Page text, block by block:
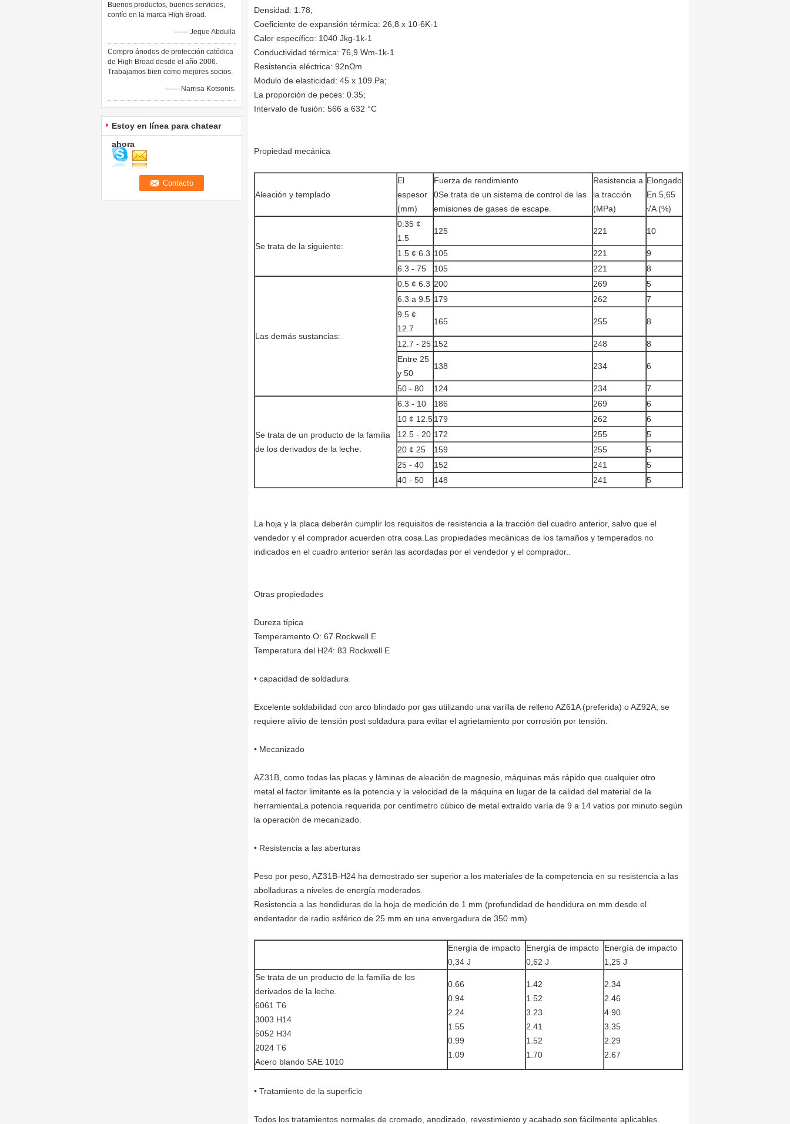
Buenos productos, buenos servicios,
confío en la marca High Broad.
—— Jeque Abdulla
Compro ánodos de protección catódica
de High Broad desde el año 2006.
Trabajamos bien como mejores socios.
—— Narrisa Kotsonis.
Estoy en línea para chatear
ahora
Densidad: 1.78;
Coeficiente de expansión térmica: 26,8 x 10-6K-1
Calor específico: 1040 Jkg-1k-1
Conductividad térmica: 76,9 Wm-1k-1
Resistencia eléctrica: 92nΩm
Modulo de elasticidad: 45 x 109 Pa;
La proporción de peces: 0.35;
Intervalo de fusión: 566 a 632 °C
Propiedad mecánica
Aleación y templado
El
espesor
(mm)
Fuerza de rendimiento
0Se trata de un sistema de control de las
emisiones de gases de escape.
Resistencia a
la tracción
(MPa)
Elongado
En 5,65
√A (%)
Se trata de la siguiente:
0.35 ¢
1.5
125 221 10
1.5 ¢ 6.3 105 221
9
6.3 - 75
105 221 8
Las demás sustancias:
0.5 ¢ 6.3 200 269
5
6.3 a 9.5 179 262
7
9.5 ¢
12.7
165 255 8
12.7 - 25 152 248
8
Entre 25
y 50
138 234 6
50 - 80 124 234 7
Se trata de un producto de la familia
de los derivados de la leche.
6.3 - 10 186 269
6
10 ¢ 12.5179 262
6
12.5 - 20 172 255
5
20 ¢ 25
159 255
5
25 - 40
152 241
5
40 - 50
148 241 5
La hoja y la placa deberán cumplir los requisitos de resistencia a la tracción del cuadro anterior, salvo que el
vendedor y el comprador acuerden otra cosa.Las propiedades mecánicas de los tamaños y temperados no
indicados en el cuadro anterior serán las acordadas por el vendedor y el comprador..
Otras propiedades
Dureza típica
Temperamento O: 67 Rockwell E
Temperatura del H24: 83 Rockwell E
• capacidad de soldadura
Excelente soldabilidad con arco blindado por gas utilizando una varilla de relleno AZ61A (preferida) o AZ92A; se
requiere alivio de tensión post soldadura para evitar el agrietamiento por corrosión por tensión.
• Mecanizado
AZ31B, como todas las placas y láminas de aleación de magnesio, máquinas más rápido que cualquier otro
metal.el factor limitante es la potencia y la velocidad de la máquina en lugar de la calidad del material de la
herramientaLa potencia requerida por centímetro cúbico de metal extraído varía de 9 a 14 vatios por minuto según
la operación de mecanizado.
• Resistencia a las aberturas
Peso por peso, AZ31B-H24 ha demostrado ser superior a los materiales de la competencia en su resistencia a las
abolladuras a niveles de energía moderados.
Resistencia a las hendiduras de la hoja de medición de 1 mm (profundidad de hendidura en mm desde el
endentador de radio esférico de 25 mm en una envergadura de 350 mm)
Energía de impacto
0,34 J
Energía de impacto
0,62 J
Energía de impacto
1,25 J
Se trata de un producto de la familia de los
derivados de la leche.
6061 T6
3003 H14
5052 H34
2024 T6
Acero blando SAE 1010
0.66
0.94
2.24
1.55
0.99
1.09
1.42
1.52
3.23
2.41
1.52
1.70
2.34
2.46
4.90
3.35
2.29
2.67
• Tratamiento de la superficie
Todos los tratamientos normales de cromado, anodizado, revestimiento y acabado son fácilmente aplicables.